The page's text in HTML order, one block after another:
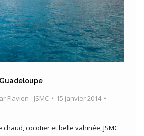
Flavien - JSMC
15 janvier 2014
cocotier et belle vahinée, JSMC